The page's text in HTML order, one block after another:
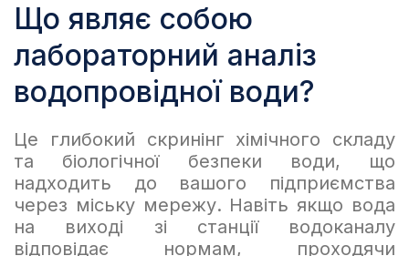
Що являє собою
лабораторний аналіз
водопровідної води?
Це глибокий скринінг хімічного складу
та біологічної безпеки води, що
надходить до вашого підприємства
через міську мережу. Навіть якщо вода
на виході зі станції водоканалу
відповідає нормам, проходячи